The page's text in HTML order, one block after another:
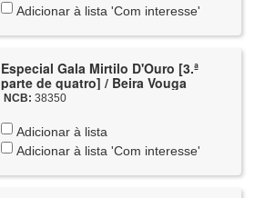
Adicionar à lista 'Com interesse'
Especial Gala Mirtilo D'Ouro [3.ª
parte de quatro] / Beira Vouga
NCB: 38350
Adicionar à lista
Adicionar à lista 'Com interesse'